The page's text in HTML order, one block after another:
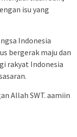
isu yang
Indonesia
bergerak maju dan
rakyat Indonesia
Allah SWT. aamiin